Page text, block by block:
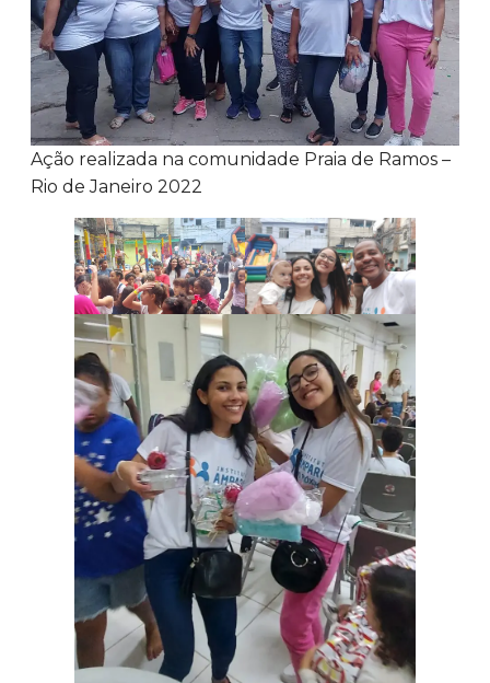
Ação realizada na comunidade Praia de Ramos –
Rio de Janeiro 2022